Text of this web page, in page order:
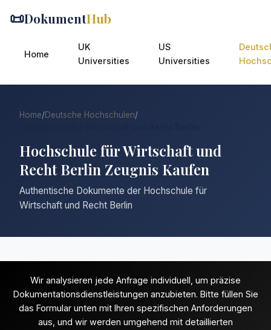
📜DokumentHub
Home
UK
Universities
US
Universities
Home/Deutsche Hochschulen/
Hochschule für Wirtschaft und
Recht Berlin Zeugnis Kaufen
Authentische Dokumente der Hochschule für
Wirtschaft und Recht Berlin
Wir analysieren jede Anfrage individuell, um präzise
Dokumentationsdienstleistungen anzubieten. Bitte füllen Sie
das Formular unten mit Ihren spezifischen Anforderungen
aus, und wir werden umgehend mit detaillierten